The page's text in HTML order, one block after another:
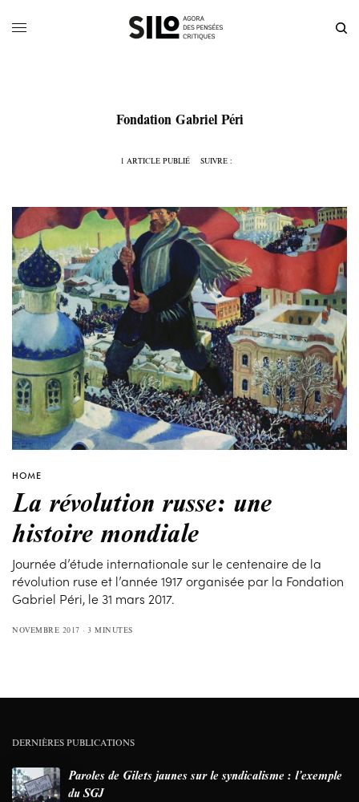
Fondation Gabriel Péri
1 ARTICLE PUBLIÉ SUIVRE :
HOME
La révolution russe: une
histoire mondiale
Journée d’étude internationale sur le centenaire de la
révolution ruse et l’année 1917 organisée par la Fondation
Gabriel Péri, le 31 mars 2017.
NOVEMBRE 2017 3 MINUTES
DERNIÈRES PUBLICATIONS
Paroles de Gilets jaunes sur le syndicalisme : l’exemple
du SGJ